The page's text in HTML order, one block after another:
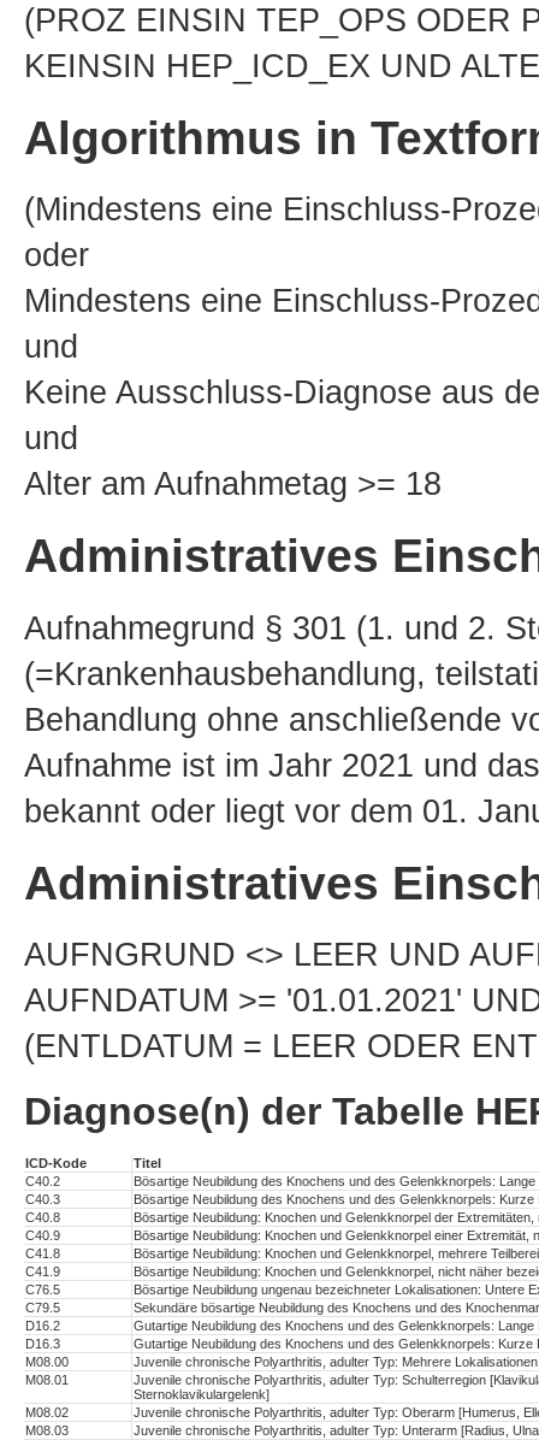
(PROZ EINSIN TEP_OPS ODER
KEINSIN HEP_ICD_EX UND
Algorithmus in
(Mindestens eine Einschluss-
oder
Mindestens eine Einschluss-
und
Keine Ausschluss-Diagnose aus
und
Alter am Aufnahmetag >= 18
Administratives
Aufnahmegrund § 301 (1. und 2.
(=Krankenhausbehandlung,
Behandlung ohne anschließende
Aufnahme ist im Jahr 2021 und
bekannt oder liegt vor dem 01.
Administratives
AUFNGRUND <> LEER UND
AUFNDATUM >= '01.01.2021'
(ENTLDATUM = LEER ODER
Diagnose(n) der Tabelle
ICD-Kode
Titel
C40.2
Bösartige Neubildung des Knochens und des Gelenkknorpels:
C40.3
Bösartige Neubildung des Knochens und des Gelenkknorpels:
C40.8
Bösartige Neubildung: Knochen und Gelenkknorpel der
C40.9
Bösartige Neubildung: Knochen und Gelenkknorpel einer Extremität,
C41.8
Bösartige Neubildung: Knochen und Gelenkknorpel, mehrere
C41.9
Bösartige Neubildung: Knochen und Gelenkknorpel, nicht näher
C76.5
Bösartige Neubildung ungenau bezeichneter Lokalisationen: Untere
C79.5
Sekundäre bösartige Neubildung des Knochens und des
D16.2
Gutartige Neubildung des Knochens und des Gelenkknorpels:
D16.3
Gutartige Neubildung des Knochens und des Gelenkknorpels: Kurze
M08.00
Juvenile chronische Polyarthritis, adulter Typ: Mehrere Lokalisationen
M08.01
Juvenile chronische Polyarthritis, adulter Typ: Schulterregion
Sternoklavikulargelenk]
M08.02
Juvenile chronische Polyarthritis, adulter Typ: Oberarm [Humerus,
M08.03
Juvenile chronische Polyarthritis, adulter Typ: Unterarm [Radius,